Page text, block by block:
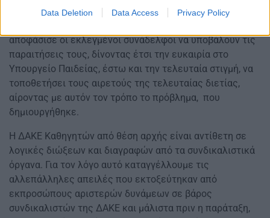
Data Deletion Data Access Privacy Policy
έχει καταλάβει και τις δύο έδρες (έστω και με μικρό
αποφάσισε οι εκλεγμένοι συνάδελφοι να υποβάλουν τις
παραιτήσεις τους, δίνοντας έτσι την ευκαιρία στο
Υπουργείο Παιδείας, έστω και την τελευταία στιγμή, να
τοποθετήσει τους αιρετούς της τελευταίας διετίας,
αίροντας με αυτόν τον τρόπο το πρόβλημα, που
δημιουργήθηκε.
Η ΔΑΚΕ Καθηγητών από θέση αρχής είναι αντίθετη σε
λογικές διώξεων και διαγραφών από τα συνδικαλιστικά
όργανα. Για τον λόγο αυτό καταγγέλλουμε τις
αλλεπάλληλες απειλές που εκτοξεύτηκαν από
εκπροσώπους αριστερών δυνάμεων σε βάρος
συνδικαλιστών της ΔΑΚΕ και μάλιστα πριν η παράταξη,